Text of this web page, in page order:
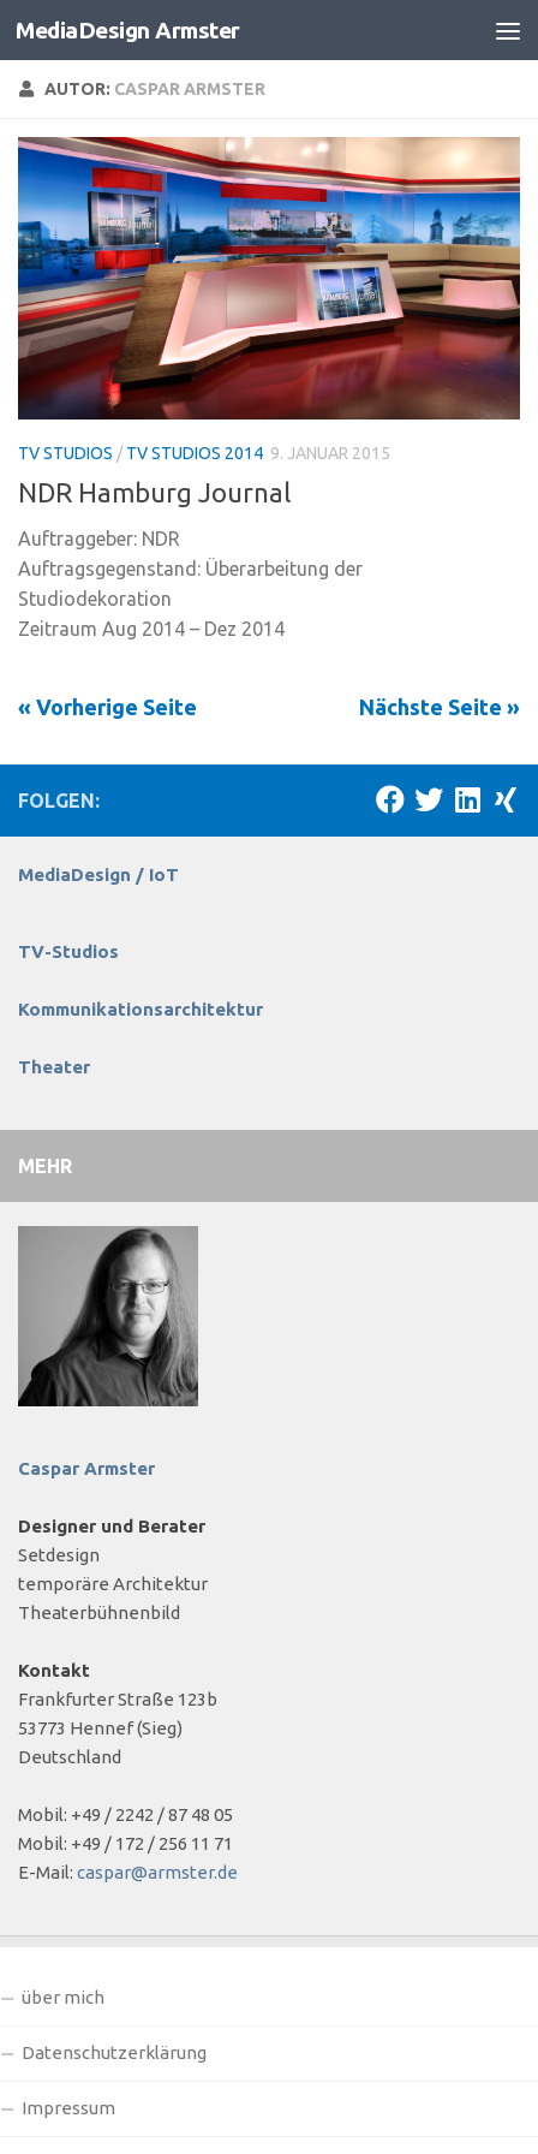
Zum Inhalt springen
MediaDesign Armster
AUTOR: CASPAR ARMSTER
TV STUDIOS /TV STUDIOS 2014 9. JANUAR 2015
NDR Hamburg Journal
Auftraggeber: NDR
Auftragsgegenstand: Überarbeitung der
Studiodekoration
Zeitraum Aug 2014 – Dez 2014
« Vorherige Seite Nächste Seite »
FOLGEN:
MediaDesign / IoT
TV-Studios
Kommunikationsarchitektur
Theater
MEHR
Caspar Armster
Designer und Berater
Setdesign
temporäre Architektur
Theaterbühnenbild
Kontakt
Frankfurter Straße 123b
53773 Hennef (Sieg)
Deutschland
Mobil: +49 / 2242 / 87 48 05
Mobil: +49 / 172 / 256 11 71
E-Mail: caspar@armster.de
über mich
Datenschutzerklärung
Impressum